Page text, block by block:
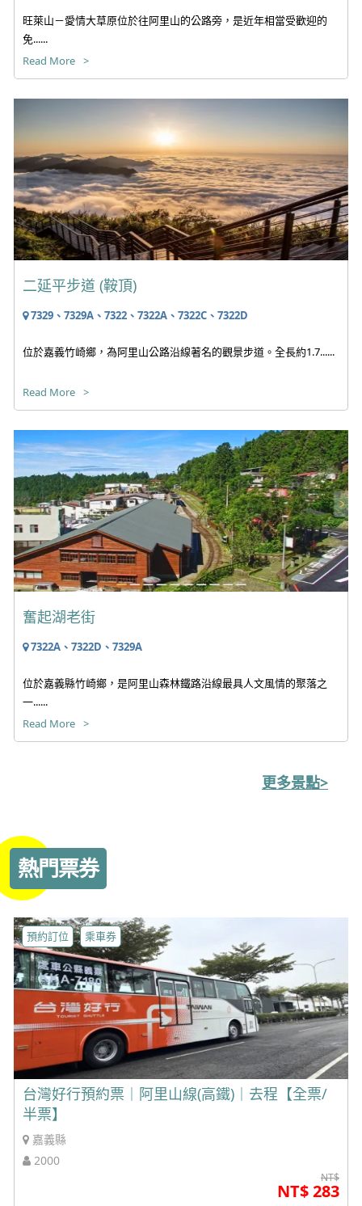
旺萊山－愛情大草原位於往阿里山的公路旁，是近年相當受歡迎的
免......
Read More
二延平步道 (鞍頂)
7329、7329A、7322、7322A、7322C、7322D
位於嘉義竹崎鄉，為阿里山公路沿線著名的觀景步道。全長約1.7......
Read More
奮起湖老街
7322A、7322D、7329A
位於嘉義縣竹崎鄉，是阿里山森林鐵路沿線最具人文風情的聚落之
一......
Read More
更多景點
熱門票券
預約訂位 乘車券
台灣好行預約票｜阿里山線(高鐵)｜去程【全票/
半票】
嘉義縣
2000
NT$
NT$ 283